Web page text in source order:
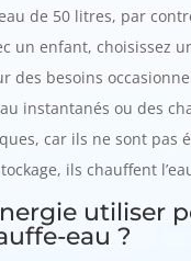
de 50 litres, par
un enfant, choisissez
des besoins
instantanés ou des
car ils ne sont pas
ils chauffent
utiliser
eau ?